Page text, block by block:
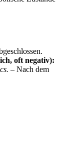
oft negativ):
– Nach dem